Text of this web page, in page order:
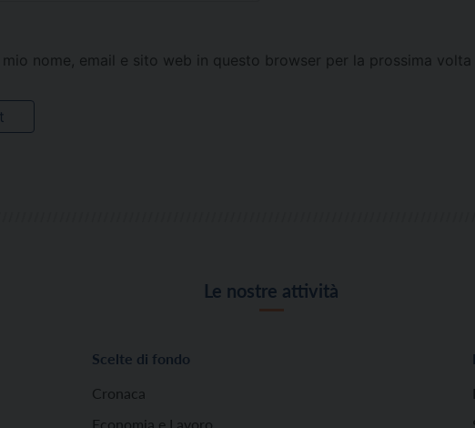
mio nome, email e sito web in questo browser per la prossima
Le nostre attività
Scelte di fondo
Cronaca
Economia e Lavoro